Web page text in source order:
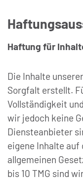
Haftung für
Die Inhalte
Sorgfalt erstellt.
Vollständigkeit
wir jedoch keine
Diensteanbieter
eigene Inhalte auf
allgemeinen
bis 10 TMG sind